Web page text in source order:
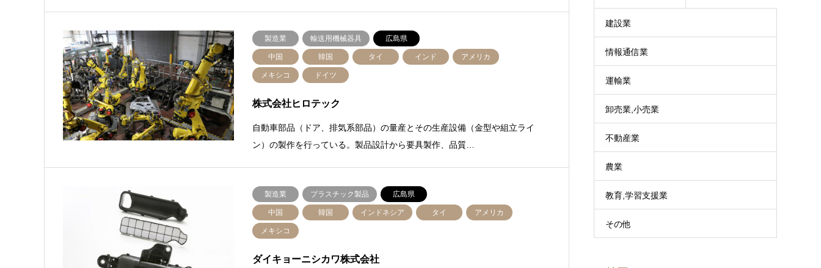
製造業 輸送用機械器具 広島県
中国 韓国 タイ インド アメリカ
メキシコ ドイツ
株式会社ヒロテック
自動車部品（ドア、排気系部品）の量産とその生産設備（金型や組立ライ
ン）の製作を行っている。製品設計から要具製作、品質…
製造業 プラスチック製品 広島県
中国 韓国 インドネシア タイ アメリカ
メキシコ
ダイキョーニシカワ株式会社
建設業
情報通信業
運輸業
卸売業,小売業
不動産業
農業
教育,学習支援業
その他